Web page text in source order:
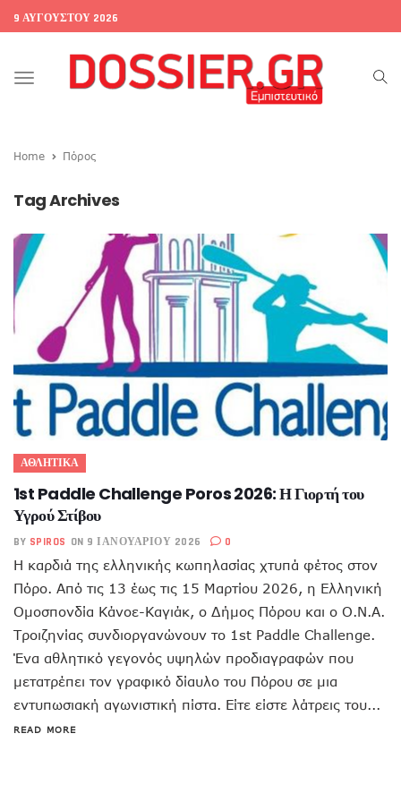
9 ΑΥΓΟΎΣΤΟΥ 2026
Toggle
Home Πόρος
Tag Archives
ΑΘΛΗΤΙΚΑ
1st Paddle Challenge Poros 2026: Η Γιορτή του
Υγρού Στίβου
BY SPIROS ON 9 ΙΑΝΟΥΑΡΊΟΥ 2026 0
Η καρδιά της ελληνικής κωπηλασίας χτυπά φέτος στον
Πόρο. Από τις 13 έως τις 15 Μαρτίου 2026, η Ελληνική
Ομοσπονδία Κάνοε-Καγιάκ, ο Δήμος Πόρου και ο Ο.Ν.Α.
Τροιζηνίας συνδιοργανώνουν το 1st Paddle Challenge.
Ένα αθλητικό γεγονός υψηλών προδιαγραφών που
μετατρέπει τον γραφικό δίαυλο του Πόρου σε μια
εντυπωσιακή αγωνιστική πίστα. Είτε είστε λάτρεις του...
READ MORE